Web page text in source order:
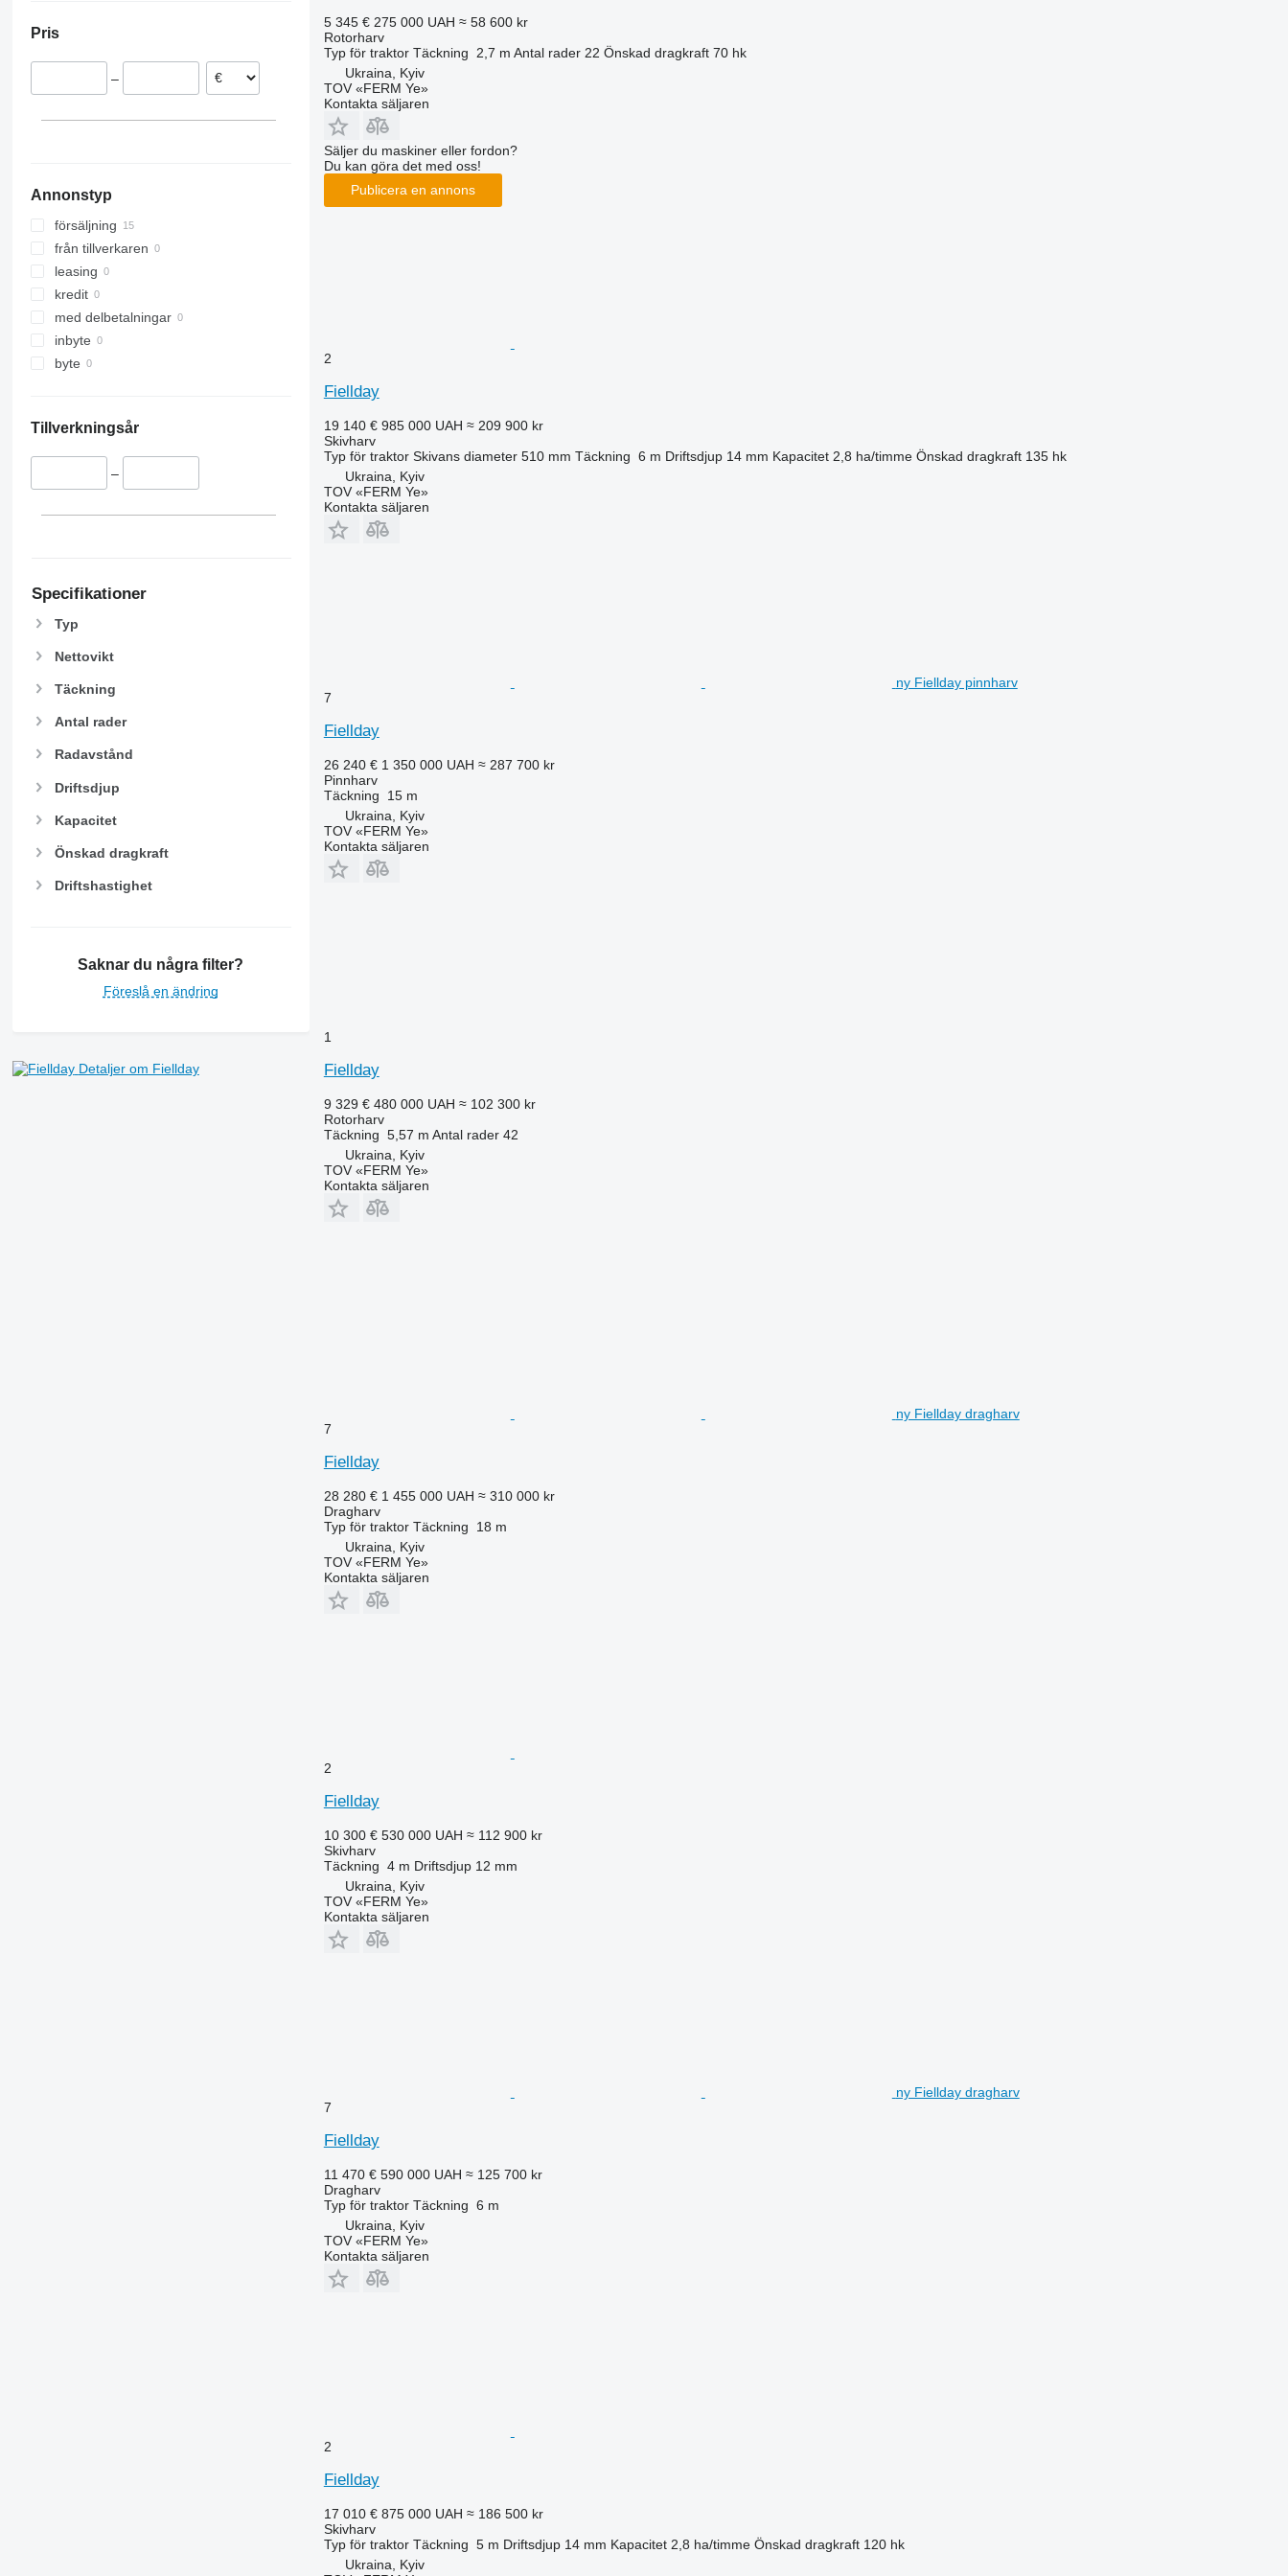
Pris
–
Annonstyp
försäljning
från tillverkaren
leasing
kredit
med delbetalningar
inbyte
byte
Tillverkningsår
–
Specifikationer
Typ
Nettovikt
Täckning
Antal rader
Radavstånd
Driftsdjup
Kapacitet
Önskad dragkraft
Driftshastighet
Saknar du några filter?
Föreslå en ändring
Detaljer om Fiellday
5 345 € 275 000 UAH ≈ 58 600 kr
Rotorharv
Typ för traktor Täckning 2,7 m Antal rader 22 Önskad dragkraft 70 hk
Ukraina, Kyiv
TOV «FERM Ye»
Kontakta säljaren
Säljer du maskiner eller fordon?
Du kan göra det med oss!
Publicera en annons
2
Fiellday
19 140 € 985 000 UAH ≈ 209 900 kr
Skivharv
Typ för traktor Skivans diameter 510 mm Täckning 6 m Driftsdjup 14 mm Kapacitet 2,8 ha/timme Önskad dragkraft 135 hk
Ukraina, Kyiv
TOV «FERM Ye»
Kontakta säljaren
ny Fiellday pinnharv
7
Fiellday
26 240 € 1 350 000 UAH ≈ 287 700 kr
Pinnharv
Täckning
15 m
Ukraina, Kyiv
TOV «FERM Ye»
Kontakta säljaren
1
Fiellday
9 329 € 480 000 UAH ≈ 102 300 kr
Rotorharv
Täckning 5,57 m Antal rader 42
Ukraina, Kyiv
TOV «FERM Ye»
Kontakta säljaren
ny Fiellday dragharv
7
Fiellday
28 280 € 1 455 000 UAH ≈ 310 000 kr
Dragharv
Typ för traktor Täckning
18 m
Ukraina, Kyiv
TOV «FERM Ye»
Kontakta säljaren
2
Fiellday
10 300 € 530 000 UAH ≈ 112 900 kr
Skivharv
Täckning 4 m Driftsdjup 12 mm
Ukraina, Kyiv
TOV «FERM Ye»
Kontakta säljaren
ny Fiellday dragharv
7
Fiellday
11 470 € 590 000 UAH ≈ 125 700 kr
Dragharv
Typ för traktor Täckning 6 m
Ukraina, Kyiv
TOV «FERM Ye»
Kontakta säljaren
2
Fiellday
17 010 € 875 000 UAH ≈ 186 500 kr
Skivharv
Typ för traktor Täckning 5 m Driftsdjup 14 mm Kapacitet 2,8 ha/timme Önskad dragkraft 120 hk
Ukraina, Kyiv